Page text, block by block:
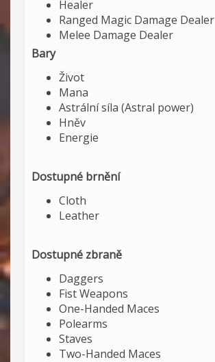
Healer
Ranged Magic Damage Dealer
Melee Damage Dealer
Bary
Život
Mana
Astrální síla (Astral power)
Hněv
Energie
Dostupné brnění
Cloth
Leather
Dostupné zbraně
Daggers
Fist Weapons
One-Handed Maces
Polearms
Staves
Two-Handed Maces